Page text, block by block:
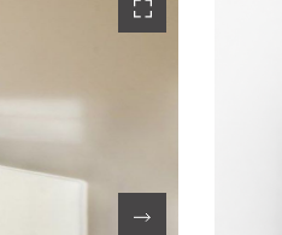
Verkocht
OVER ONS